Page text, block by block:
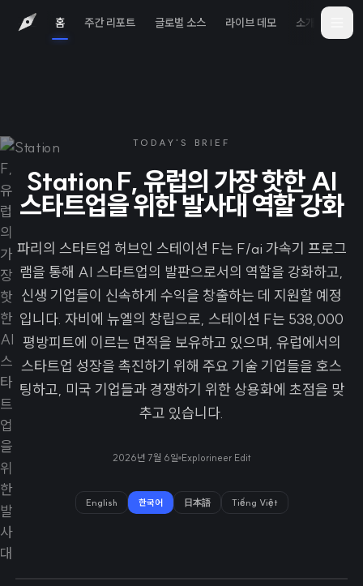
홈 주간 리포트 글로벌 소스 라이브 데모 소개
TODAY'S BRIEF
Station F, 유럽의 가장 핫한 AI
스타트업을 위한 발사대 역할 강화
파리의 스타트업 허브인 스테이션 F는 F/ai 가속기 프로그
램을 통해 AI 스타트업의 발판으로서의 역할을 강화하고,
신생 기업들이 신속하게 수익을 창출하는 데 지원할 예정
입니다. 자비에 뉴엘의 창립으로, 스테이션 F는 538,000
평방피트에 이르는 면적을 보유하고 있으며, 유럽에서의
스타트업 성장을 촉진하기 위해 주요 기술 기업들을 호스
팅하고, 미국 기업들과 경쟁하기 위한 상용화에 초점을 맞
추고 있습니다.
2026년 7월 6일 Explorineer Edit
English 한국어 日本語 Tiếng Việt